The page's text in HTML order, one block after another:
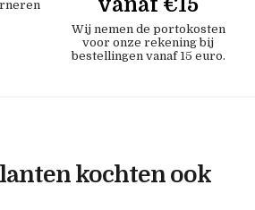
Wij nemen de portokosten
voor onze rekening bij
bestellingen vanaf 15 euro.
kochten ook